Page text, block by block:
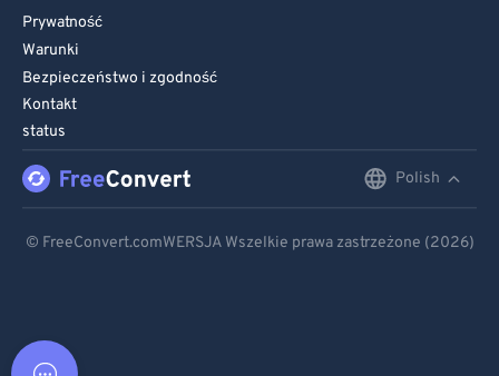
Prywatność
Warunki
Bezpieczeństwo i zgodność
Kontakt
status
Polish
© FreeConvert.comWERSJA Wszelkie prawa zastrzeżone (2026)